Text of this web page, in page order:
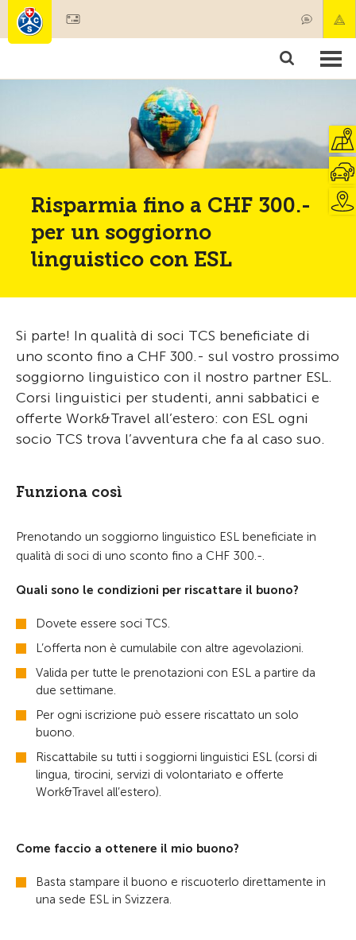
Societariato & prestazioni
Risparmia fino a CHF 300.-
per un soggiorno
linguistico con ESL
Si parte! In qualità di soci TCS beneficiate di
uno sconto fino a CHF 300.- sul vostro prossimo
soggiorno linguistico con il nostro partner ESL.
Corsi linguistici per studenti, anni sabbatici e
offerte Work&Travel all’estero: con ESL ogni
socio TCS trova l’avventura che fa al caso suo.
Funziona così
Prenotando un soggiorno linguistico ESL beneficiate in
qualità di soci di uno sconto fino a CHF 300.-.
Quali sono le condizioni per riscattare il buono?
Dovete essere soci TCS.
L’offerta non è cumulabile con altre agevolazioni.
Valida per tutte le prenotazioni con ESL a partire da
due settimane.
Per ogni iscrizione può essere riscattato un solo
buono.
Riscattabile su tutti i soggiorni linguistici ESL (corsi di
lingua, tirocini, servizi di volontariato e offerte
Work&Travel all’estero).
Come faccio a ottenere il mio buono?
Basta stampare il buono e riscuoterlo direttamente in
una sede ESL in Svizzera.